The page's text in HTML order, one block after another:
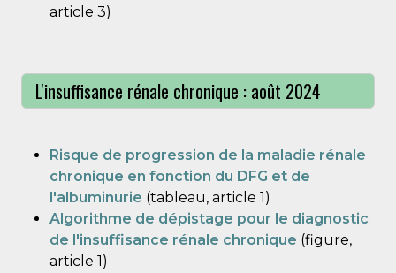
article 3)
L'insuffisance rénale chronique : août 2024
Risque de progression de la maladie rénale
chronique en fonction du DFG et de
l'albuminurie (tableau, article 1)
Algorithme de dépistage pour le diagnostic
de l'insuffisance rénale chronique (figure,
article 1)